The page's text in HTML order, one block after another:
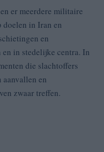
er meerdere militaire
doelen in Iran en
en
in stedelijke centra. In
die slachtoffers
en
zwaar treffen.